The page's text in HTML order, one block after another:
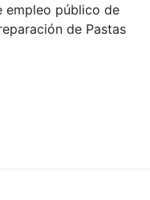
empleo público de
de Pastas